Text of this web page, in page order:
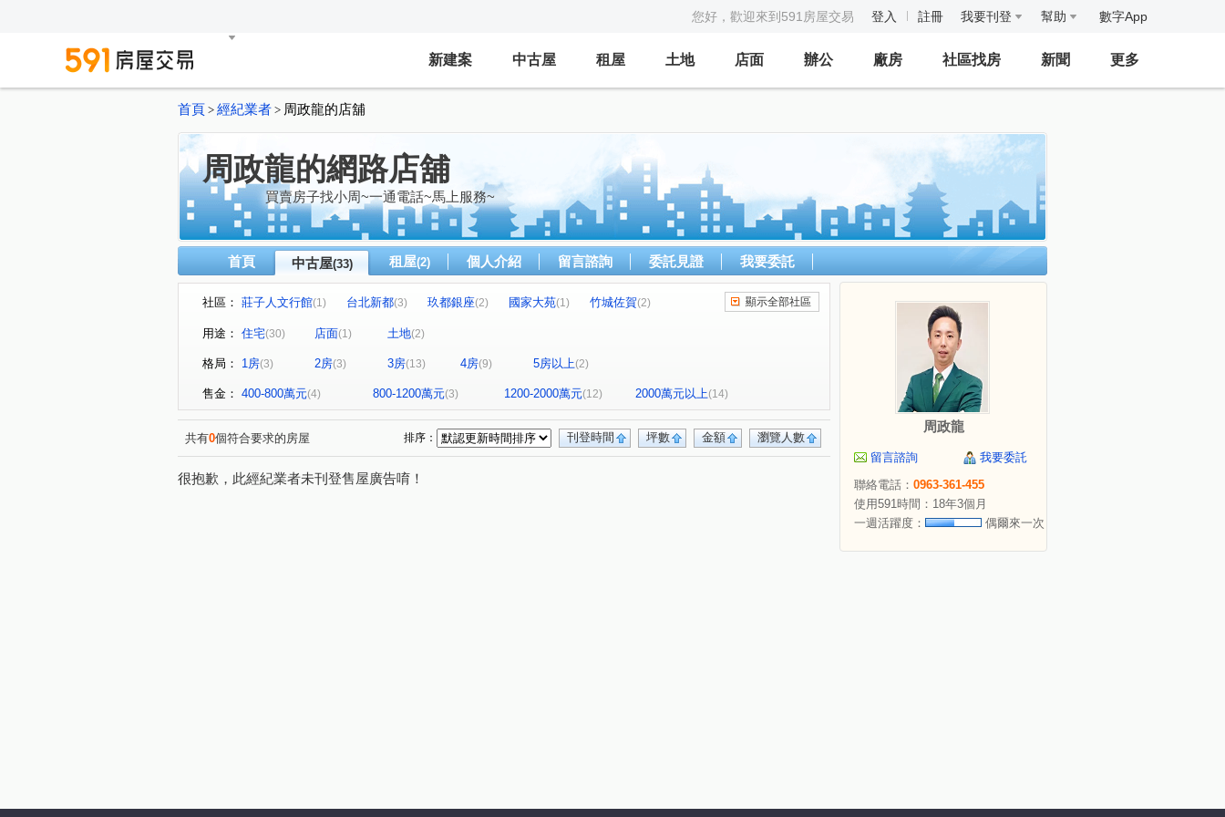
您好，歡迎來到591房屋交易 登入 註冊 我要刊登 幫助 數字App
新建案 中古屋 租屋 土地 店面 辦公 廠房 社區找房 新聞 更多
首頁 > 經紀業者 > 周政龍的店舖
周政龍的網路店舖
買賣房子找小周~一通電話~馬上服務~
首頁 中古屋(33) 租屋(2) 個人介紹 留言諮詢 委託見證 我要委託
社區： 莊子人文行館(1) 台北新都(3) 玖都銀座(2) 國家大苑(1) 竹城佐賀(2)
凱旋世界 八方馥寓
林口快易通 帝品御花園(1) 美麗殿(1) 力霸倫敦城劍橋區
玄泰new star(1) 大景小城(1) 瑞平(1) 麗園二街 (1) 仁愛路二段
民享路(2) 仁愛路一段(1) 文化三路二段(5) 文化二路一段(3) 文德二路(1)
文林四街(1) 樂學路 (2) 紅寶七街(1) 華亞三路(2) 公園路(1)
桃三街(1) 復興一路(1) 銀和街(1) 四維路(1) 優美街(1)
顯示全部社區
用途： 住宅(30) 店面(1) 土地(2)
格局： 1房(3) 2房(3) 3房(13) 4房(9) 5房以上(2)
售金： 400-800萬元(4) 800-1200萬元(3) 1200-2000萬元(12) 2000萬元以上(14)
共有0個符合要求的房屋 瀏覽人數
金額
坪數
刊登時間
排序：
很抱歉，此經紀業者未刊登售屋廣告唷！
周政龍
留言諮詢
我要委託
聯絡電話： 0963-361-455
使用591時間：18年3個月
一週活躍度：
偶爾來一次